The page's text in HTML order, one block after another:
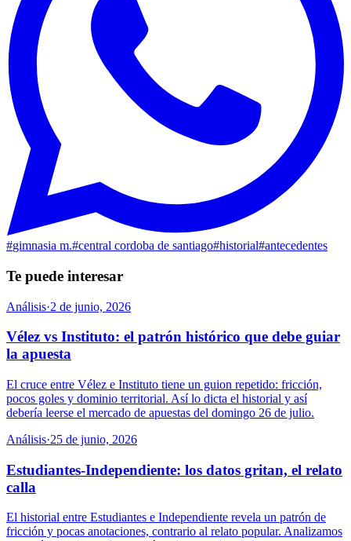
#gimnasia m.#central cordoba de santiago#historial#antecedentes
Te puede interesar
Análisis·2 de junio, 2026
Vélez vs Instituto: el patrón histórico que debe guiar
la apuesta
El cruce entre Vélez e Instituto tiene un guion repetido: fricción,
pocos goles y dominio territorial. Así lo dicta el historial y así
debería leerse el mercado de apuestas del domingo 26 de julio.
Análisis·25 de junio, 2026
Estudiantes-Independiente: los datos gritan, el relato
calla
El historial entre Estudiantes e Independiente revela un patrón de
fricción y pocas anotaciones, contrario al relato popular. Analizamos